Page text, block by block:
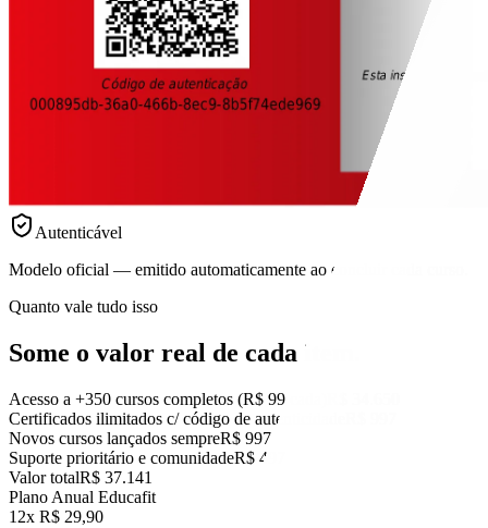
Autenticável
Modelo oficial — emitido automaticamente ao concluir cada curso.
Quanto vale tudo isso
Some o valor real de cada item.
Acesso a +350 cursos completos (R$ 99 cada)
Certificados ilimitados c/ código de autenticidade
Novos cursos lançados sempreR$ 997
Suporte prioritário e comunidadeR$ 497
Valor totalR$ 37.141
Plano Anual Educafit
12x R$ 29,90